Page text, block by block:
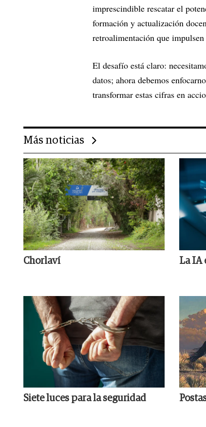
imprescindible rescatar el
formación y actualización
retroalimentación que
El desafío está claro:
datos; ahora debemos
transformar estas cifras en
Más noticias
Chorlaví La IA
Siete luces para la seguridad